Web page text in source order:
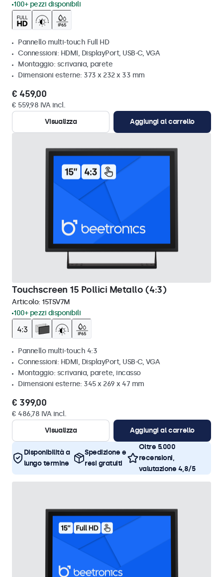
100+ pezzi disponibili
Pannello multi-touch Full HD
Connessioni: HDMI, DisplayPort, USB-C, VGA
Montaggio: scrivania, parete
Dimensioni esterne: 373 x 232 x 33 mm
€ 459,00
€ 559,98 IVA incl.
Visualizza
Aggiungi al carrello
Touchscreen 15 Pollici Metallo (4:3)
Articolo: 15TSV7M
100+ pezzi disponibili
Pannello multi-touch 4:3
Connessioni: HDMI, DisplayPort, USB-C, VGA
Montaggio: scrivania, parete, incasso
Dimensioni esterne: 345 x 269 x 47 mm
€ 399,00
€ 486,78 IVA incl.
Visualizza
Aggiungi al carrello
Disponibilità a
lungo termine
Spedizione e
resi gratuiti
Oltre 5.000
recensioni,
valutazione 4,8/5